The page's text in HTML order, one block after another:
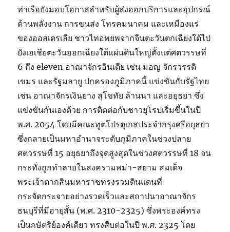
ท่าเรือยังมอบโอกาสสำหรับผู้ส่งออกบริการและอุปกรณ์
ด้านพลังงาน การขนส่ง โทรคมนาคม และเหมืองแร่
ของออสเตรเลีย ชาวไทอพยพจากจีนตะวันตกเฉียงใต้ไป
ยังเอเชียตะวันออกเฉียงใต้แผ่นดินใหญ่ตั้งแต่ศตวรรษที่
6 ถึง eleven อาณาจักรอินเดีย เช่น มอญ จักรวรรดิ
เขมร และรัฐมลายู ปกครองภูมิภาคนี้ แข่งขันกับรัฐไทย
เช่น อาณาจักรเงินยาง สุโขทัย ล้านนา และอยุธยา ซึ่ง
แข่งขันกันเองด้วย การติดต่อกับชาวยุโรปเริ่มขึ้นในปี
พ.ศ. 2054 โดยมีคณะทูตโปรตุเกสประจำกรุงศรีอยุธยา
ซึ่งกลายเป็นมหาอำนาจระดับภูมิภาคในช่วงปลาย
ศตวรรษที่ 15 อยุธยาถึงจุดสูงสุดในช่วงศตวรรษที่ 18 จน
กระทั่งถูกทำลายในสงครามพม่า-สยาม สมเด็จ
พระเจ้าตากสินมหาราชทรงรวมดินแดนที่
กระจัดกระจายอย่างรวดเร็วและสถาปนาอาณาจักร
ธนบุรีที่มีอายุสั้น (พ.ศ. 2310-2325) ซึ่งพระองค์ทรง
เป็นกษัตริย์องค์เดียว ทรงสืบต่อในปี พ.ศ. 2325 โดย